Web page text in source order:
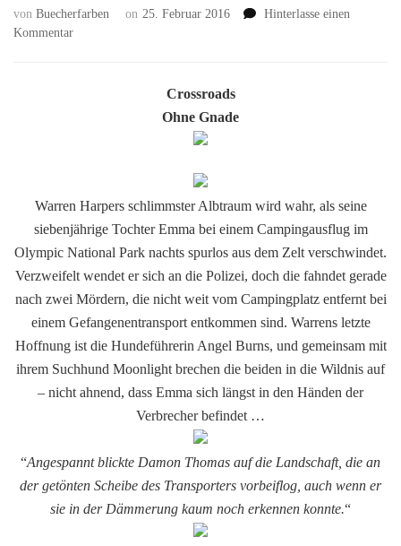
von Buecherfarben on 25. Februar 2016
Hinterlasse einen
Kommentarzu
Raven
Crossroads
Ohne Gnade
Warren Harpers schlimmster Albtraum wird wahr, als seine
siebenjährige Tochter Emma bei einem Campingausflug im
Olympic National Park nachts spurlos aus dem Zelt verschwindet.
Verzweifelt wendet er sich an die Polizei, doch die fahndet gerade
nach zwei Mördern, die nicht weit vom Campingplatz entfernt bei
einem Gefangenentransport entkommen sind. Warrens letzte
Hoffnung ist die Hundeführerin Angel Burns, und gemeinsam mit
ihrem Suchhund Moonlight brechen die beiden in die Wildnis auf
– nicht ahnend, dass Emma sich längst in den Händen der
Verbrecher befindet …
“Angespannt blickte Damon Thomas auf die Landschaft, die an
der getönten Scheibe des Transporters vorbeiflog, auch wenn er
sie in der Dämmerung kaum noch erkennen konnte.“